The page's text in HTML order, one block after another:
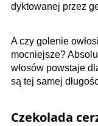
dyktowanej przez
A czy golenie
mocniejsze?
włosów powstaje
są tej samej
Czekolada